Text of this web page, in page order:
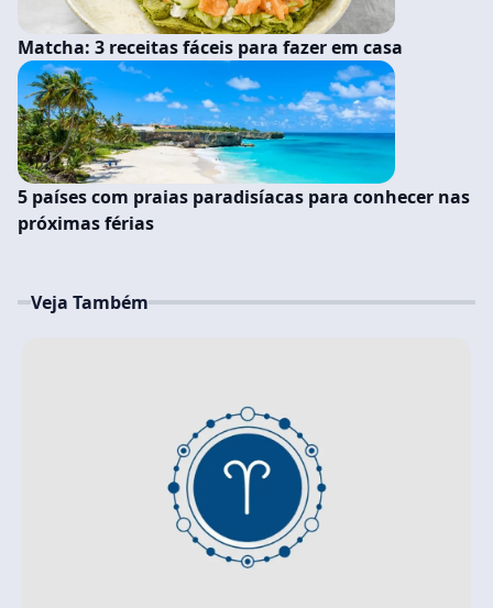
Matcha: 3 receitas fáceis para fazer em casa
5 países com praias paradisíacas para conhecer nas
próximas férias
Veja Também